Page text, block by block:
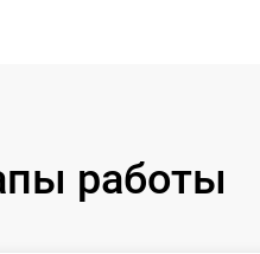
работы